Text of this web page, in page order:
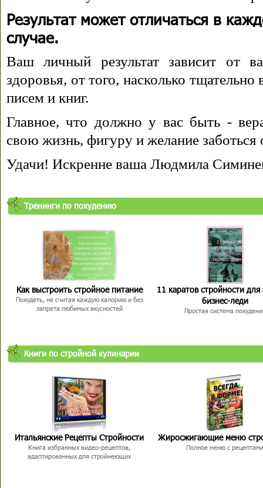
Результат может отличаться в
случае.
Ваш личный результат зависит от
здоровья, от того, насколько
писем и книг.
Главное, что должно у вас быть -
свою жизнь, фигуру и желание заботься
Удачи! Искренне ваша Людмила
Тренинги по похудению
Как выстроить стройное питание
Похудеть, не считая каждую калорию и без
запрета любимых вкусностей
11 каратов стройности для
бизнес-леди
Простая система
Книги по стройной кулинарии
Итальянские Рецепты Стройности
Книга избранных видео-рецептов,
адаптированных для стройнеющих
Жиросжигающие меню
Полное меню с рецептами